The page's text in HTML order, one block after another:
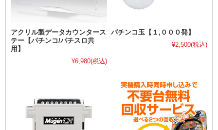
アクリル製データカウンタース
テー【パチンコ/パチスロ共
用】
¥6,980(税込)
パチンコ玉【１,０００発】
¥2,500(税込)